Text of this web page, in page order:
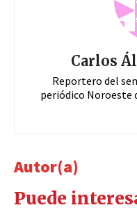
Carlos
Reportero del
periódico Noroeste
Autor(a)
Puede